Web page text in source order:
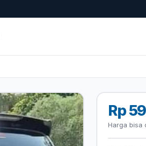
Rp
Harga bisa